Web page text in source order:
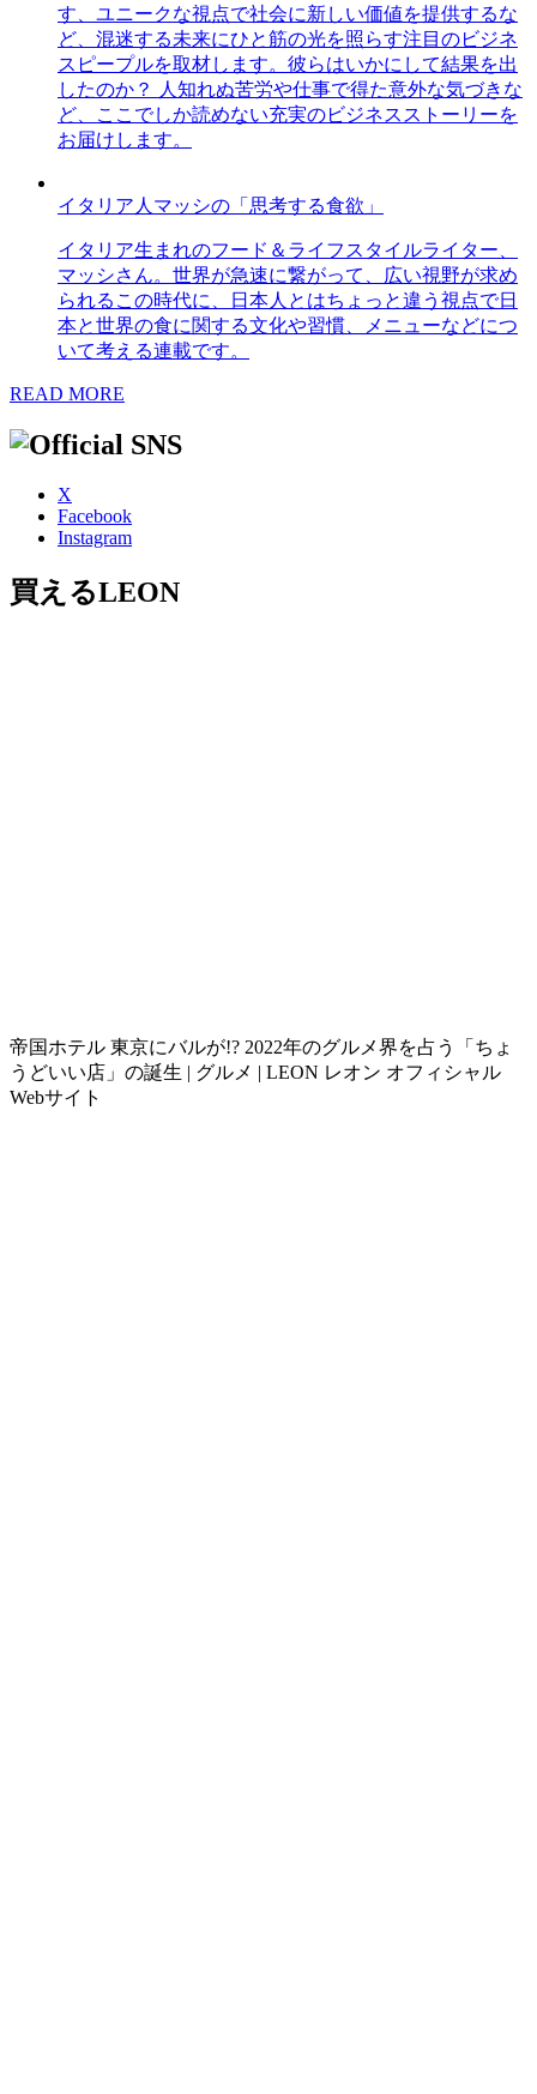
す、ユニークな視点で社会に新しい価値を提供するな
ど、混迷する未来にひと筋の光を照らす注目のビジネ
スピープルを取材します。彼らはいかにして結果を出
したのか？ 人知れぬ苦労や仕事で得た意外な気づきな
ど、ここでしか読めない充実のビジネスストーリーを
お届けします。
イタリア人マッシの「思考する食欲」
イタリア生まれのフード＆ライフスタイルライター、
マッシさん。世界が急速に繋がって、広い視野が求め
られるこの時代に、日本人とはちょっと違う視点で日
本と世界の食に関する文化や習慣、メニューなどにつ
いて考える連載です。
READ MORE
X
Facebook
Instagram
買えるLEON
帝国ホテル 東京にバルが!? 2022年のグルメ界を占う「ちょ
うどいい店」の誕生 | グルメ | LEON レオン オフィシャル
Webサイト